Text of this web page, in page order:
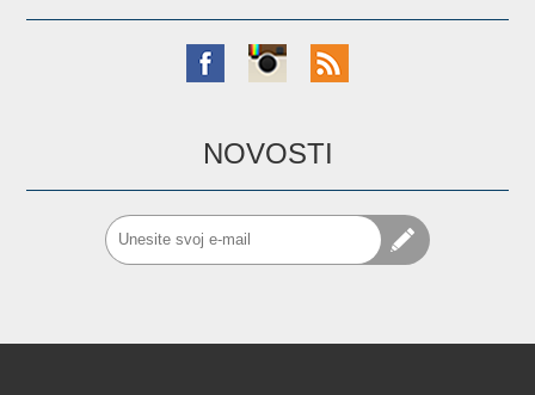
NOVOSTI